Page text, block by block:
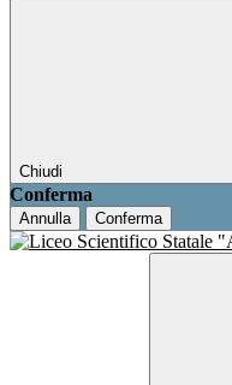
Chiudi
Conferma
Annulla Conferma